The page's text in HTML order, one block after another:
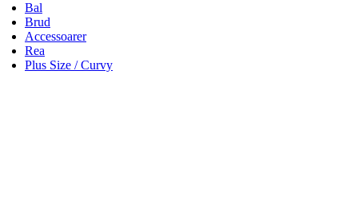
Bal
Brud
Accessoarer
Rea
Plus Size / Curvy